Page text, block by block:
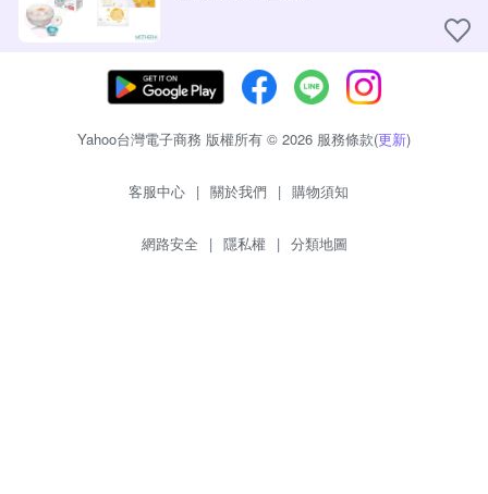
Yahoo台灣電子商務 版權所有 © 2026 服務條款(更新)
客服中心 | 關於我們 | 購物須知
網路安全 | 隱私權 | 分類地圖